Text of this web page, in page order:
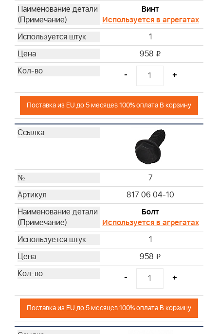
Винт
Используется в агрегатах
1
958 i
- +
Поставка из EU до 5 месяцев 100% оплата В корзину
7
817 06 04-10
Болт
Используется в агрегатах
1
958 i
- +
Поставка из EU до 5 месяцев 100% оплата В корзину